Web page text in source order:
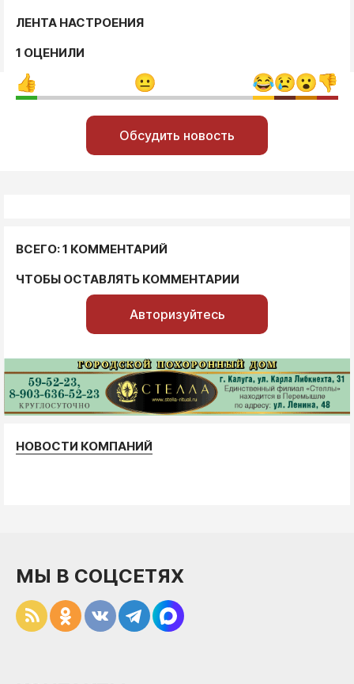
ЛЕНТА НАСТРОЕНИЯ
1 ОЦЕНИЛИ
Обсудить новость
ВСЕГО: 1 КОММЕНТАРИЙ
ЧТОБЫ ОСТАВЛЯТЬ КОММЕНТАРИИ
Авторизуйтесь
НОВОСТИ КОМПАНИЙ
МЫ В СОЦСЕТЯХ